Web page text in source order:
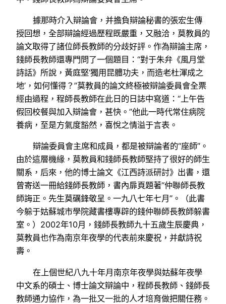
據那時介入辯論會，并擔負辯論秘書的張宏生傳
授回想，全部辯論經過歷程既嚴重，又融洽，莫教員的
論文取得了諸位師長教師的分歧好評。作為辯論主席，
錢師長教師還專門問了一個題目：“對于朱弁《風月堂
詩話》所說，黃庭堅‘獨用昆體功夫，而造老杜渾成之
地’，如何懂得？”莫教員的論文終極被辯論委員會全票
經由過程，程師長教師在此日的日誌中寫道：“上午告
假回校餐與加入辯論會，甚快。”他此一時代常住病院
養病，至是方氣度豁然，喜悅之情溢于言表。
辯論委員會主席和成員，都是被辯論者的“座師”。
由於這層機緣，莫教員和錢師長教師堅持了很好的師生
關系，后來，他的博士論文《江西詩派研討》出書，還
曾寄送一冊給錢師長教師，書內扉頁題著“仲聯師長教
師誨正。先生莫礪鋒敬呈。一九八七年七月”。（此書
今躲于姑蘇城市學院藏書樓專辟的錢仲聯師長教師躲書
室。）2002年10月，錢師長教師九十五歲生辰慶典，
莫教員也作為南京年夜學的代表前來慶祝，并獻詩祝
壽。
在上個世紀八九十年月南京年夜學與姑蘇年夜學
中文系的碩士、博士論文辯論中，程師長教師、錢師長
教師通力協作，為一批又一批的人才培育做把關任務。